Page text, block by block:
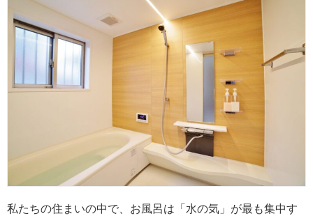
私たちの住まいの中で、お風呂は「水の気」が最も集中す